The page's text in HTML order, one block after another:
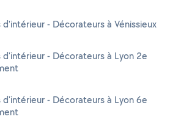
- Décorateurs à Vénissieux
- Décorateurs à Lyon 2e
- Décorateurs à Lyon 6e